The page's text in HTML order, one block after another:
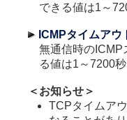
できる値は1～
ICMPタイムアウ
無通信時のICMP
る値は1～7200秒
＜お知らせ＞
TCPタイムア